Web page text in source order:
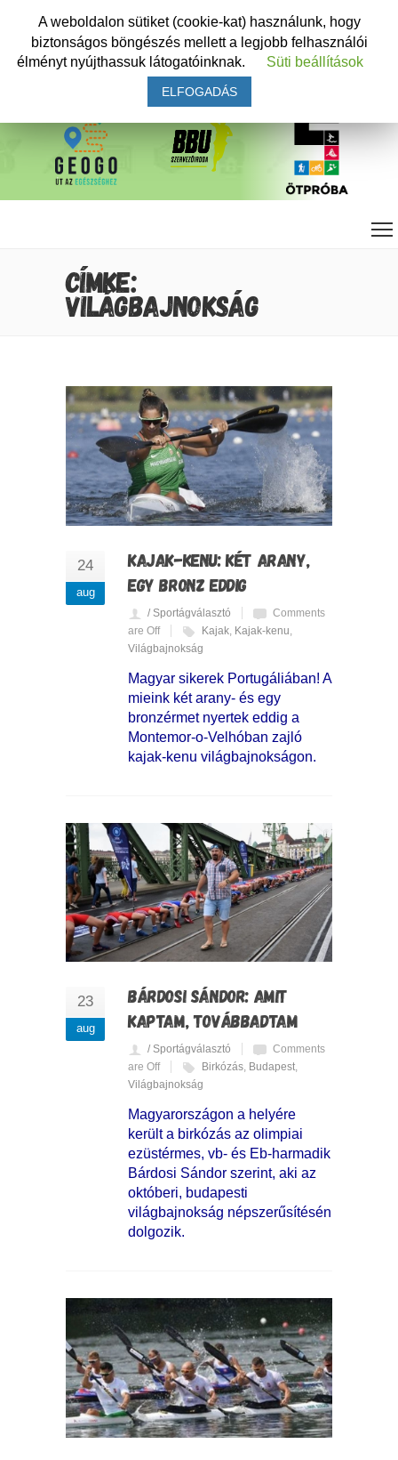
CÍMKE:
VILÁGBAJNOKSÁG
24
aug
KAJAK-KENU: KÉT ARANY,
EGY BRONZ EDDIG
/ Sportágválasztó
Comments
are Off
Kajak Kajak-kenu
Világbajnokság
Magyar sikerek Portugáliában! A
mieink két arany- és egy
bronzérmet nyertek eddig a
Montemor-o-Velhóban zajló
kajak-kenu világbajnokságon.
23
aug
BÁRDOSI SÁNDOR: AMIT
KAPTAM, TOVÁBBADTAM
/ Sportágválasztó
Comments
are Off
Birkózás, Budapest,
Világbajnokság
Magyarországon a helyére
került a birkózás az olimpiai
ezüstérmes, vb- és Eb-harmadik
Bárdosi Sándor szerint, aki az
októberi, budapesti
világbajnokság népszerűsítésén
dolgozik.
A weboldalon sütiket (cookie-kat) használunk, hogy
biztonságos böngészés mellett a legjobb felhasználói
élményt nyújthassuk látogatóinknak.
Süti beállítások
ELFOGADÁS